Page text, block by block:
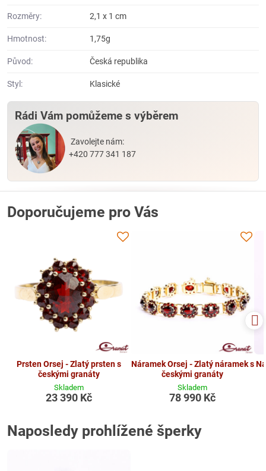
Rozměry: 2,1 x 1 cm
Hmotnost: 1,75g
Původ: Česká republika
Styl: Klasické
Rádi Vám pomůžeme s výběrem
Zavolejte nám:
+420 777 341 187
Doporučujeme pro Vás
Prsten Orsej - Zlatý prsten s
českými granáty
Skladem
23 390 Kč
Náramek Orsej - Zlatý náramek s
českými granáty
Skladem
78 990 Kč
Naposledy prohlížené šperky